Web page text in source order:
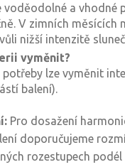
a vhodné
V zimních měsících
nižší intenzitě
vyměnit?
lze vyměnit
balení).
Pro dosažení
doporučujeme
rozestupech